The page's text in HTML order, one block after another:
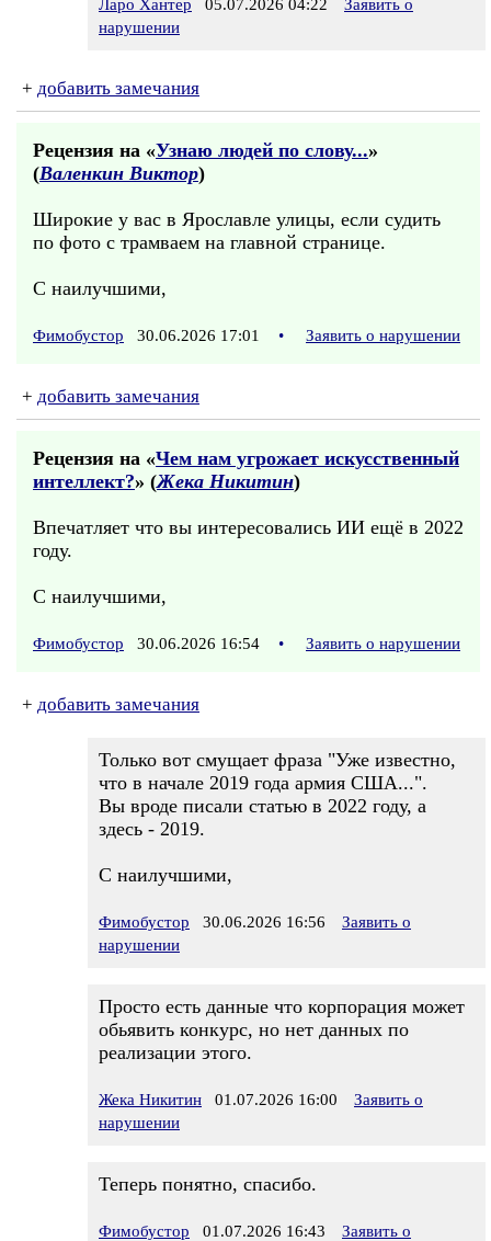
Ларо Хантер 05.07.2026 04:22
Заявить о
нарушении
+ добавить замечания
Рецензия на «Узнаю людей по слову...»
(Валенкин Виктор)
Широкие у вас в Ярославле улицы, если судить
по фото с трамваем на главной странице.
С наилучшими,
Фимобустор 30.06.2026 17:01 • Заявить о нарушении
+ добавить замечания
Рецензия на «Чем нам угрожает искусственный
интеллект?» (Жека Никитин)
Впечатляет что вы интересовались ИИ ещё в 2022
году.
С наилучшими,
Фимобустор 30.06.2026 16:54 • Заявить о нарушении
+ добавить замечания
Только вот смущает фраза "Уже известно,
что в начале 2019 года армия США...".
Вы вроде писали статью в 2022 году, а
здесь - 2019.
С наилучшими,
Фимобустор 30.06.2026 16:56
Заявить о
нарушении
Просто есть данные что корпорация может
обьявить конкурс, но нет данных по
реализации этого.
Жека Никитин 01.07.2026 16:00
Заявить о
нарушении
Теперь понятно, спасибо.
Фимобустор 01.07.2026 16:43
Заявить о